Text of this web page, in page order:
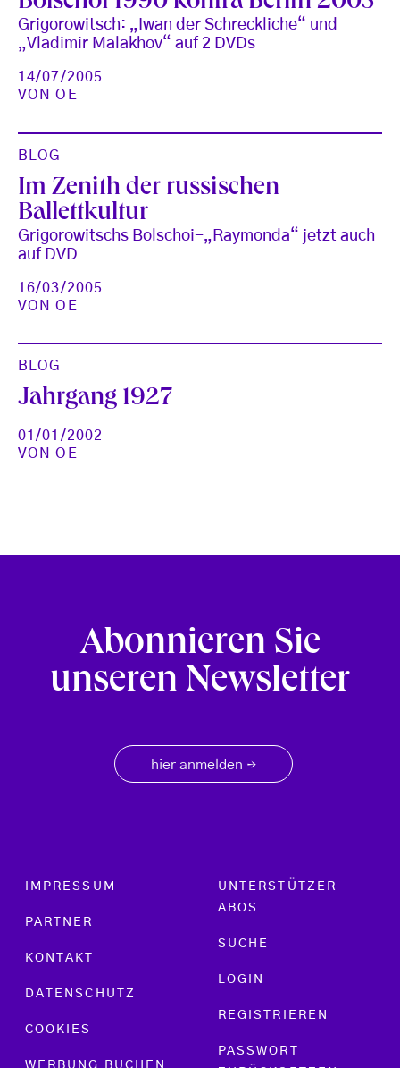
Grigorowitsch: „Iwan der Schreckliche“ und
„Vladimir Malakhov“ auf 2 DVDs
14/07/2005
VONOE
BLOG
Im Zenith der russischen
Ballettkultur
Grigorowitschs Bolschoi-„Raymonda“ jetzt auch
auf DVD
16/03/2005
VONOE
BLOG
Jahrgang 1927
01/01/2002
VONOE
Abonnieren Sie
unseren Newsletter
hier anmelden →
Footer menu
IMPRESSUM
PARTNER
KONTAKT
DATENSCHUTZ
COOKIES
UNTERSTÜTZER
ABOS
SUCHE
LOGIN
REGISTRIEREN
PASSWORT